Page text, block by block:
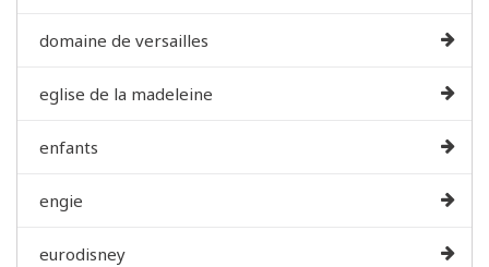
domaine de versailles
eglise de la madeleine
enfants
engie
eurodisney